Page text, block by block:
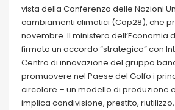
vista della Conferenza delle Nazioni
cambiamenti climatici (Cop28), che
novembre. Il ministero dell’Economia
firmato un accordo “strategico” con
Centro di innovazione del gruppo
promuovere nel Paese del Golfo i
circolare – un modello di produzione
implica condivisione, prestito,